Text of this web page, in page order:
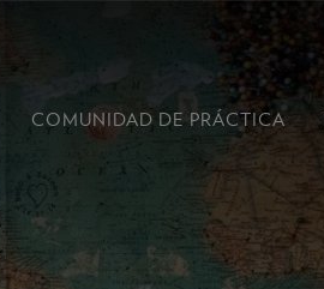
COMUNIDAD DE PRÁCTICA